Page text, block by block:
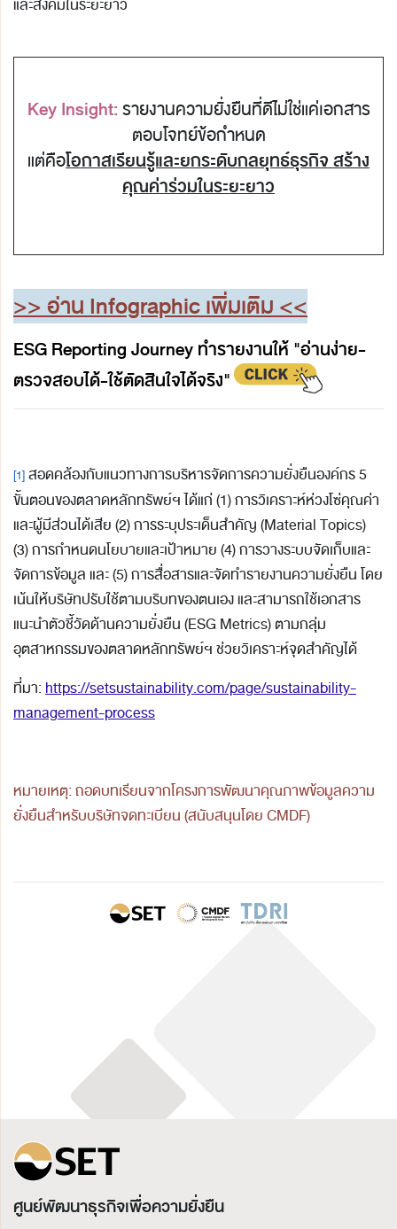
และสังคมในระยะยาว
Key Insight:รายงานความยั่งยืนที่ดีไม่ใช่แค่เอกสาร
ตอบโจทย์ข้อกำหนด
แต่คือโอกาสเรียนรู้และยกระดับกลยุทธ์ธุรกิจ สร้าง
คุณค่าร่วมในระยะยาว
>> อ่าน Infographic เพิ่มเติม <<
ESG Reporting Journey ทำรายงานให้ "อ่านง่าย-
ตรวจสอบได้-ใช้ตัดสินใจได้จริง"
[1]สอดคล้องกับแนวทางการบริหารจัดการความยั่งยืนองค์กร 5
ขั้นตอนของตลาดหลักทรัพย์ฯ ได้แก่ (1) การวิเคราะห์ห่วงโซ่คุณค่า
และผู้มีส่วนได้เสีย (2) การระบุประเด็นสำคัญ (Material Topics)
(3) การกำหนดนโยบายและเป้าหมาย (4) การวางระบบจัดเก็บและ
จัดการข้อมูล และ (5) การสื่อสารและจัดทำรายงานความยั่งยืน โดย
เน้นให้บริษัทปรับใช้ตามบริบทของตนเอง และสามารถใช้เอกสาร
แนะนำตัวชี้วัดด้านความยั่งยืน (ESG Metrics) ตามกลุ่ม
อุตสาหกรรมของตลาดหลักทรัพย์ฯ ช่วยวิเคราะห์จุดสำคัญได้
ที่มา:https://setsustainability.com/page/sustainability-
management-process
หมายเหตุ: ถอดบทเรียนจากโครงการพัฒนาคุณภาพข้อมูลความ
ยั่งยืนสำหรับบริษัทจดทะเบียน (สนับสนุนโดย CMDF)
ศูนย์พัฒนาธุรกิจเพื่อความยั่งยืน